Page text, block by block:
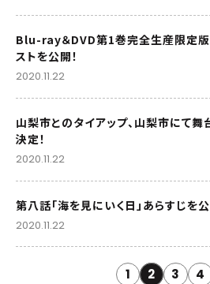
Blu-ray＆DVD第1巻完全生産限定
ストを公開！
2020.11.22
山梨市とのタイアップ、山梨市にて
決定！
2020.11.22
第八話「海を見にいく日」あらすじを公
2020.11.22
1 2 3 4